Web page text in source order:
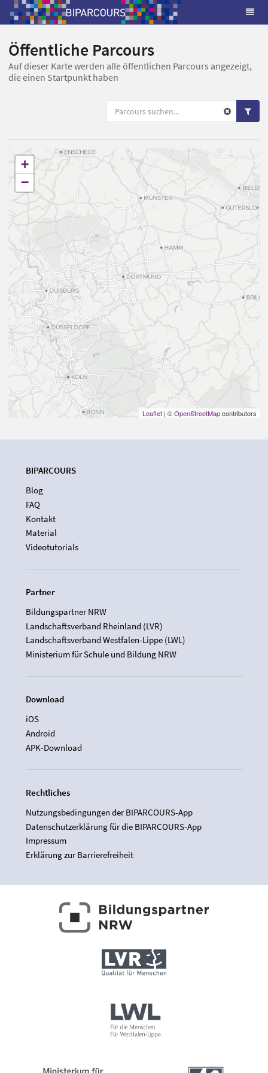
Öffentliche Parcours
Auf dieser Karte werden alle öffentlichen Parcours angezeigt,
die einen Startpunkt haben
+
−
Leaflet | ©OpenStreetMapcontributors
BIPARCOURS
Blog
FAQ
Kontakt
Material
Videotutorials
Partner
Bildungspartner NRW
Landschaftsverband Rheinland (LVR)
Landschaftsverband Westfalen-Lippe (LWL)
Ministerium für Schule und Bildung NRW
Download
iOS
Android
APK-Download
Rechtliches
Nutzungsbedingungen der BIPARCOURS-App
Datenschutzerklärung für die BIPARCOURS-App
Impressum
Erklärung zur Barrierefreiheit